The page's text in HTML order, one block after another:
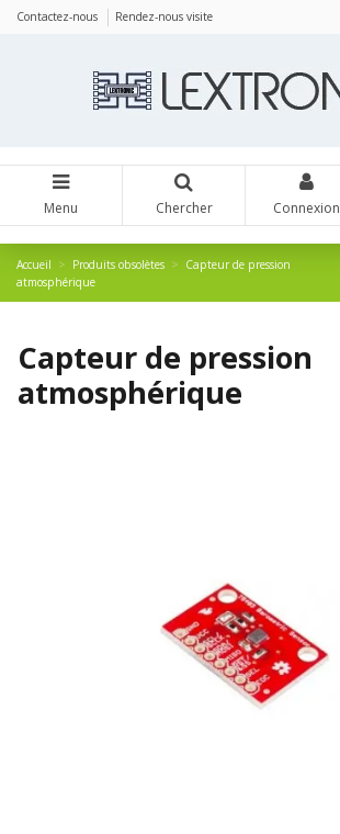
Contactez-nous Rendez-nous visite
Menu Chercher Connexion
Accueil Produits obsolètes
Capteur de pression
atmosphérique
Capteur de pression
atmosphérique
Panneau de gestion des cookies